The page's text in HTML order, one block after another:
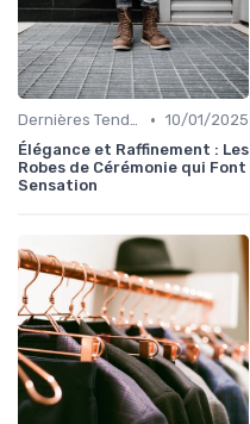
Dernières Tendances de Mode • 10/01/2025
Élégance et Raffinement : Les
Robes de Cérémonie qui Font
Sensation